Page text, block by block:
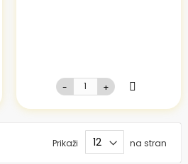
- +
Prikaži na stran